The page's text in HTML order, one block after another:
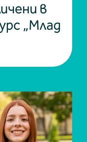
в
„Млад